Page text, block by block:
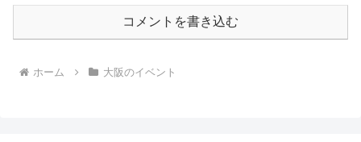
コメントを書き込む
ホーム 大阪のイベント